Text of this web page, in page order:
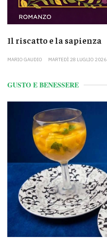
Il riscatto e la sapienza
MARIO GAUDIO MARTEDÌ 28 LUGLIO 2026
GUSTO E BENESSERE